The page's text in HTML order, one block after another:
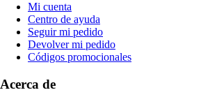
Mi cuenta
Centro de ayuda
Seguir mi pedido
Devolver mi pedido
Códigos promocionales
Acerca de